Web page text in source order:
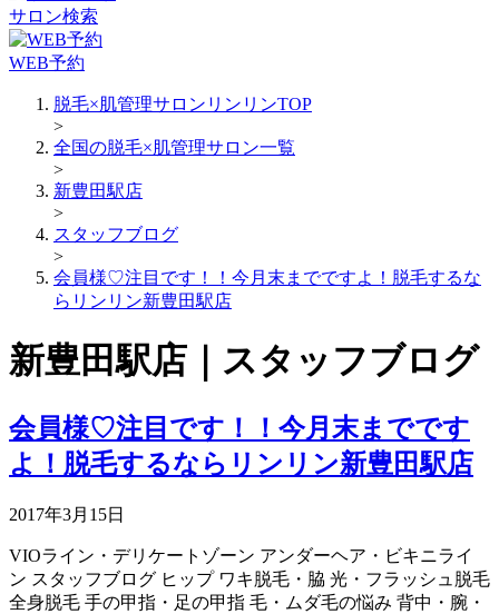
サロン検索
WEB予約
脱毛×肌管理サロンリンリンTOP
>
全国の脱毛×肌管理サロン一覧
>
新豊田駅店
>
スタッフブログ
>
会員様♡注目です！！今月末までですよ！脱毛するな
らリンリン新豊田駅店
新豊田駅店｜スタッフブログ
会員様♡注目です！！今月末までです
よ！脱毛するならリンリン新豊田駅店
2017年3月15日
VIOライン・デリケートゾーン アンダーヘア・ビキニライ
ン スタッフブログ ヒップ ワキ脱毛・脇 光・フラッシュ脱毛
全身脱毛 手の甲指・足の甲指 毛・ムダ毛の悩み 背中・腕・